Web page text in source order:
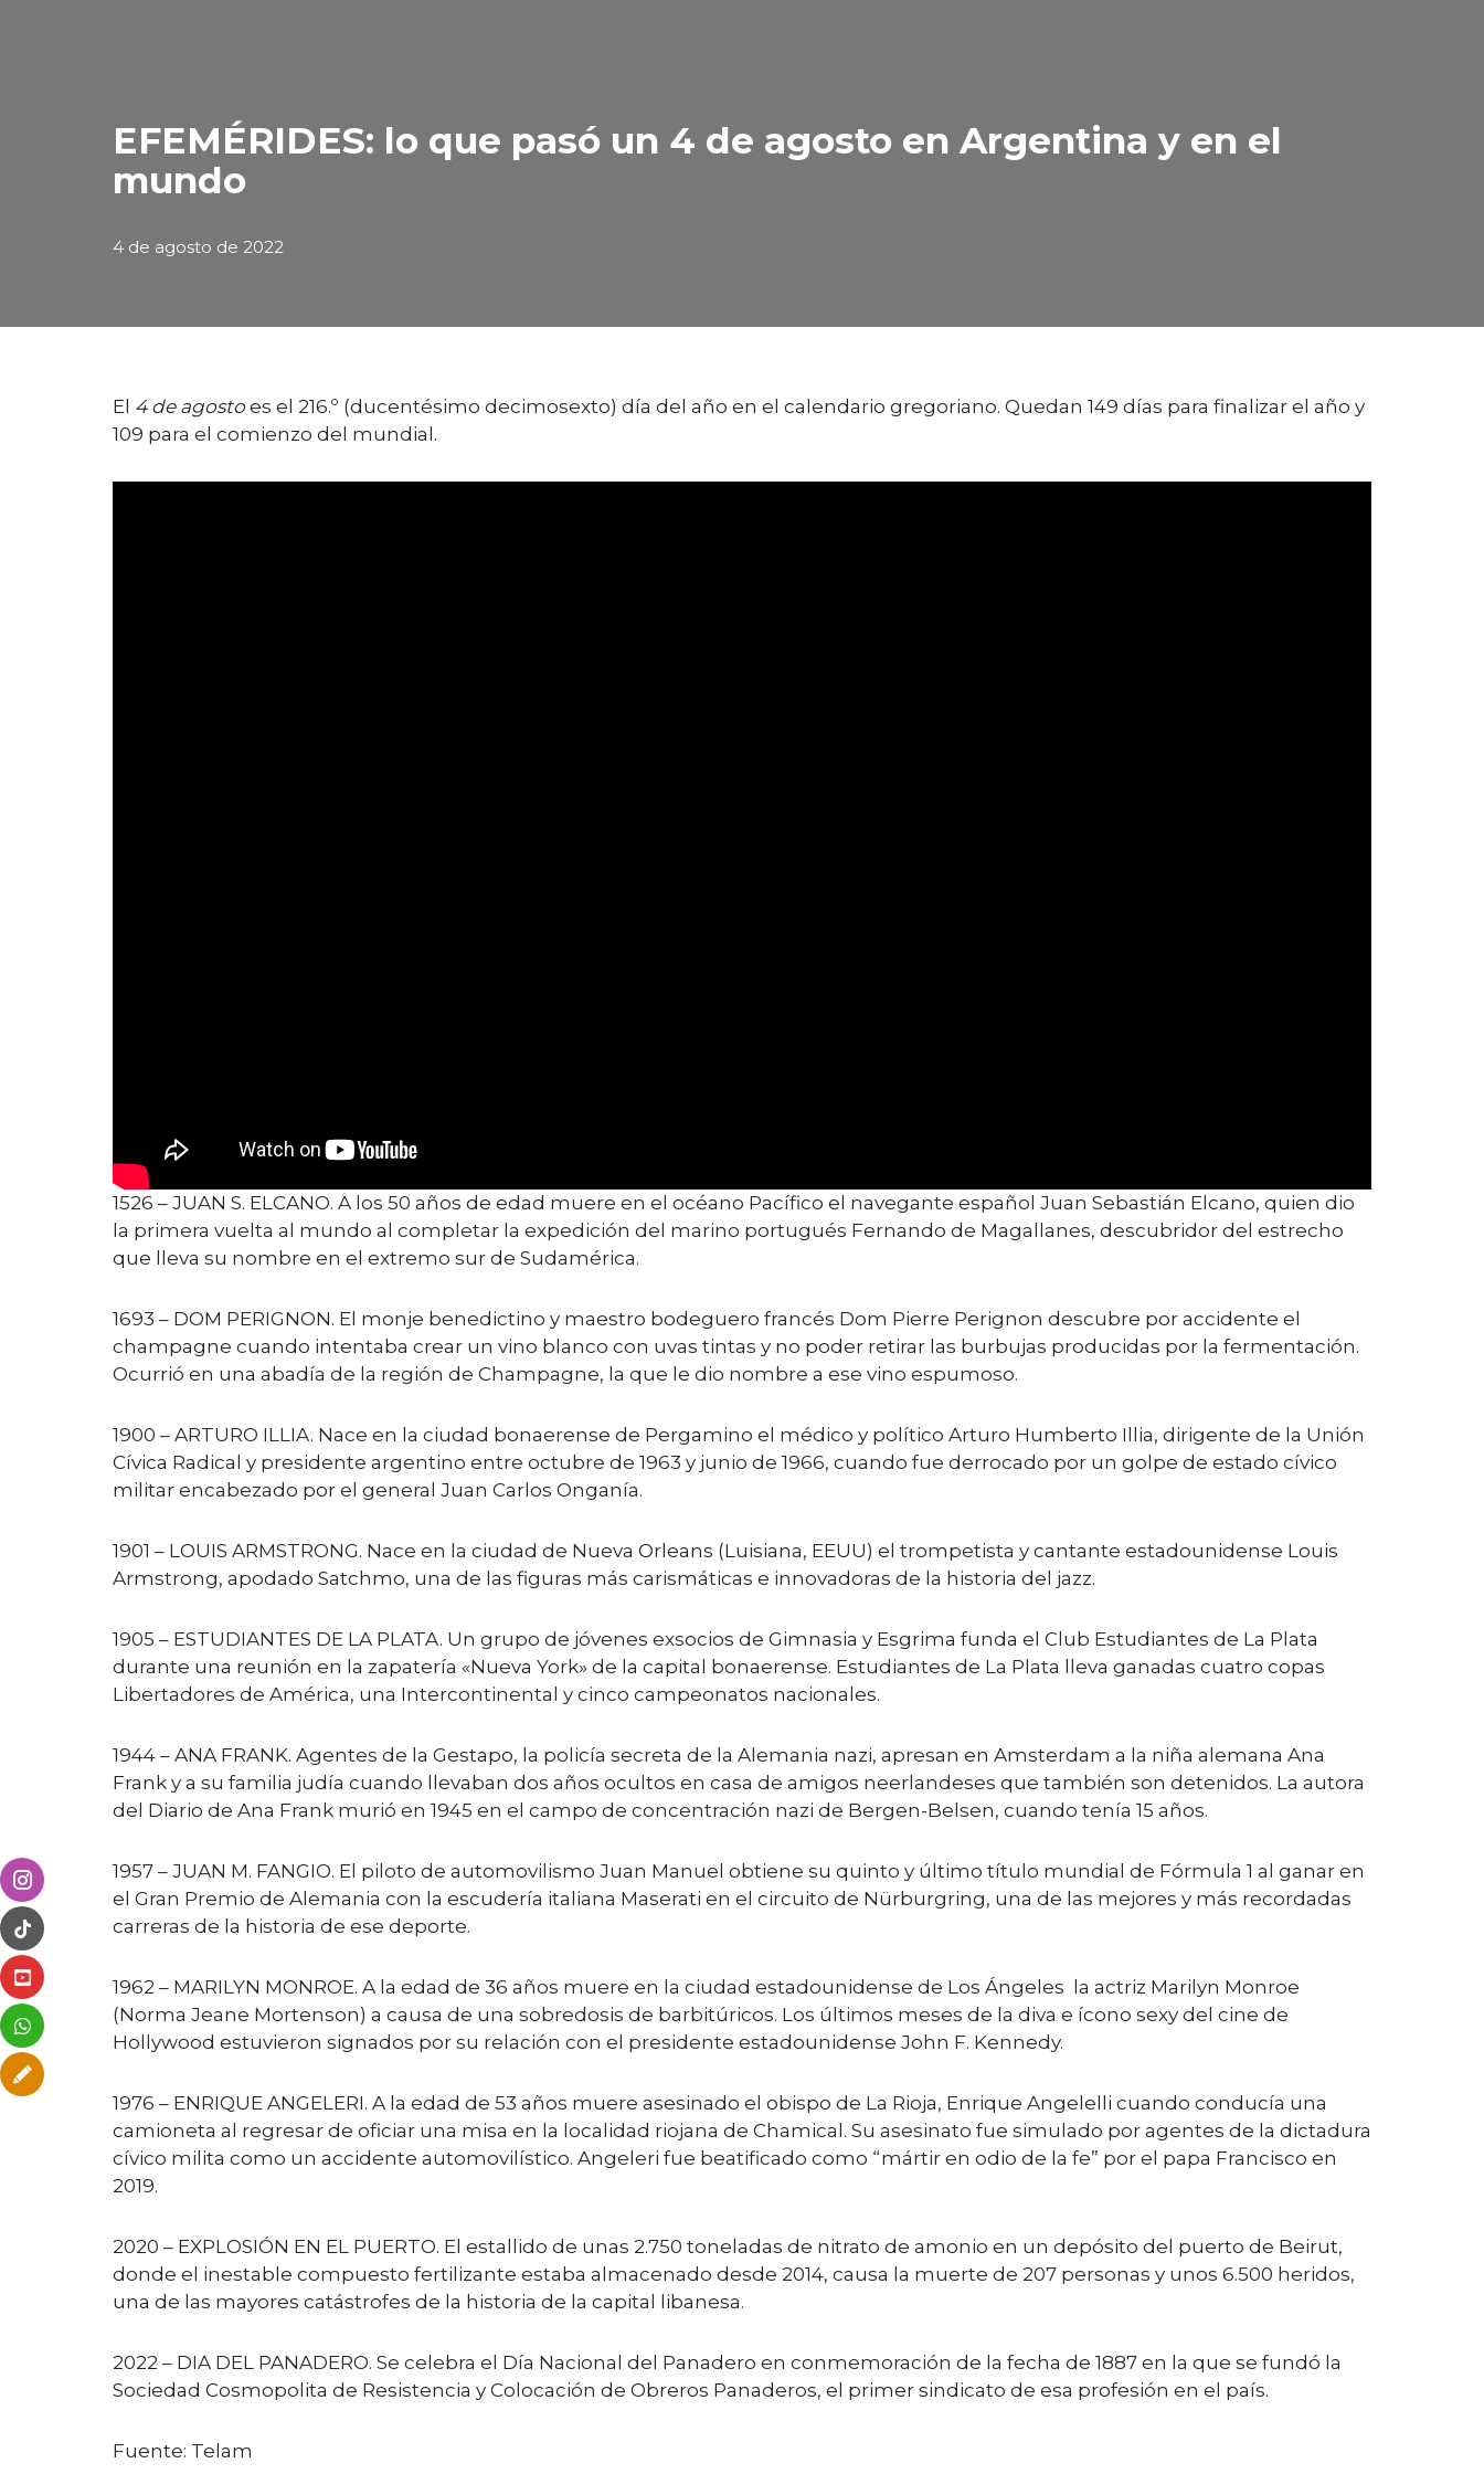
EFEMÉRIDES: lo que pasó un 4 de agosto en Argentina y en el
mundo
4 de agosto de 2022
El 4 de agostoes el 216.º (ducentésimo decimosexto) día del año en el calendario gregoriano. Quedan 149 días para finalizar el año y
109 para el comienzo del mundial.
1526 – JUAN S. ELCANO. A los 50 años de edad muere en el océano Pacífico el navegante español Juan Sebastián Elcano, quien dio
la primera vuelta al mundo al completar la expedición del marino portugués Fernando de Magallanes, descubridor del estrecho
que lleva su nombre en el extremo sur de Sudamérica.
1693 – DOM PERIGNON. El monje benedictino y maestro bodeguero francés Dom Pierre Perignon descubre por accidente el
champagne cuando intentaba crear un vino blanco con uvas tintas y no poder retirar las burbujas producidas por la fermentación.
Ocurrió en una abadía de la región de Champagne, la que le dio nombre a ese vino espumoso.
1900 – ARTURO ILLIA. Nace en la ciudad bonaerense de Pergamino el médico y político Arturo Humberto Illia, dirigente de la Unión
Cívica Radical y presidente argentino entre octubre de 1963 y junio de 1966, cuando fue derrocado por un golpe de estado cívico
militar encabezado por el general Juan Carlos Onganía.
1901 – LOUIS ARMSTRONG. Nace en la ciudad de Nueva Orleans (Luisiana, EEUU) el trompetista y cantante estadounidense Louis
Armstrong, apodado Satchmo, una de las figuras más carismáticas e innovadoras de la historia del jazz.
1905 – ESTUDIANTES DE LA PLATA. Un grupo de jóvenes exsocios de Gimnasia y Esgrima funda el Club Estudiantes de La Plata
durante una reunión en la zapatería «Nueva York» de la capital bonaerense. Estudiantes de La Plata lleva ganadas cuatro copas
Libertadores de América, una Intercontinental y cinco campeonatos nacionales.
1944 – ANA FRANK. Agentes de la Gestapo, la policía secreta de la Alemania nazi, apresan en Amsterdam a la niña alemana Ana
Frank y a su familia judía cuando llevaban dos años ocultos en casa de amigos neerlandeses que también son detenidos. La autora
del Diario de Ana Frank murió en 1945 en el campo de concentración nazi de Bergen-Belsen, cuando tenía 15 años.
1957 – JUAN M. FANGIO. El piloto de automovilismo Juan Manuel obtiene su quinto y último título mundial de Fórmula 1 al ganar en
el Gran Premio de Alemania con la escudería italiana Maserati en el circuito de Nürburgring, una de las mejores y más recordadas
carreras de la historia de ese deporte.
1962 – MARILYN MONROE. A la edad de 36 años muere en la ciudad estadounidense de Los Ángeles la actriz Marilyn Monroe
(Norma Jeane Mortenson) a causa de una sobredosis de barbitúricos. Los últimos meses de la diva e ícono sexy del cine de
Hollywood estuvieron signados por su relación con el presidente estadounidense John F. Kennedy.
1976 – ENRIQUE ANGELERI. A la edad de 53 años muere asesinado el obispo de La Rioja, Enrique Angelelli cuando conducía una
camioneta al regresar de oficiar una misa en la localidad riojana de Chamical. Su asesinato fue simulado por agentes de la dictadura
cívico milita como un accidente automovilístico. Angeleri fue beatificado como “mártir en odio de la fe” por el papa Francisco en
2019.
2020 – EXPLOSIÓN EN EL PUERTO. El estallido de unas 2.750 toneladas de nitrato de amonio en un depósito del puerto de Beirut,
donde el inestable compuesto fertilizante estaba almacenado desde 2014, causa la muerte de 207 personas y unos 6.500 heridos,
una de las mayores catástrofes de la historia de la capital libanesa.
2022 – DIA DEL PANADERO. Se celebra el Día Nacional del Panadero en conmemoración de la fecha de 1887 en la que se fundó la
Sociedad Cosmopolita de Resistencia y Colocación de Obreros Panaderos, el primer sindicato de esa profesión en el país.
Fuente: Telam